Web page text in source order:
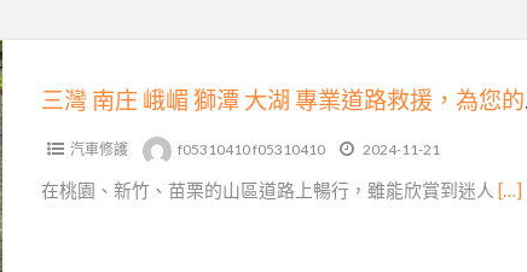
汽車修護 f05310410 f05310410 2024-11-21
在桃園、新竹、苗栗的山區道路上暢行，雖能欣賞到迷人 […]